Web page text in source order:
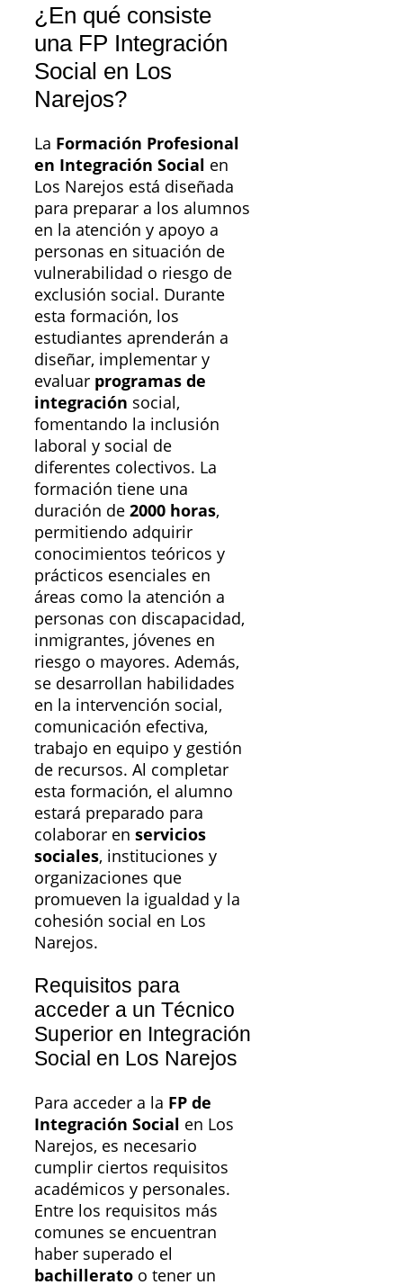
¿En qué consiste
una FP Integración
Social en Los
Narejos?
La Formación Profesional
en Integración Social en
Los Narejos está diseñada
para preparar a los alumnos
en la atención y apoyo a
personas en situación de
vulnerabilidad o riesgo de
exclusión social. Durante
esta formación, los
estudiantes aprenderán a
diseñar, implementar y
evaluar programas de
integración social,
fomentando la inclusión
laboral y social de
diferentes colectivos. La
formación tiene una
duración de 2000 horas,
permitiendo adquirir
conocimientos teóricos y
prácticos esenciales en
áreas como la atención a
personas con discapacidad,
inmigrantes, jóvenes en
riesgo o mayores. Además,
se desarrollan habilidades
en la intervención social,
comunicación efectiva,
trabajo en equipo y gestión
de recursos. Al completar
esta formación, el alumno
estará preparado para
colaborar en servicios
sociales, instituciones y
organizaciones que
promueven la igualdad y la
cohesión social en Los
Narejos.
Requisitos para
acceder a un Técnico
Superior en Integración
Social en Los Narejos
Para acceder a la FP de
Integración Social en Los
Narejos, es necesario
cumplir ciertos requisitos
académicos y personales.
Entre los requisitos más
comunes se encuentran
haber superado el
bachillerato o tener un